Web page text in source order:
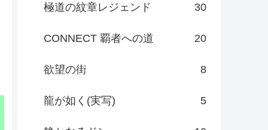
極道の紋章レジェンド 30
CONNECT 覇者への道 20
欲望の街 8
龍が如く(実写) 5